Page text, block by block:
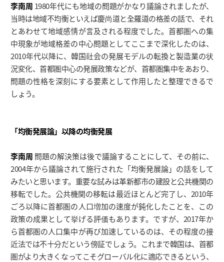
李南周 1980年代にも地域の問題がかなり議論されましたが、
当時は地域不均衡といえば慶尚道と全羅道の格差の話で、それ
とあわせて地域感情が言及される程度でした。首都圏への集
中現象が地域格差の中心問題としてここまで深化したのは、
2010年代以降に、韓国社会の発展モデルの転換と製造業の状
況変化、首都圏中心の発展政策などが、首都圏集中をあおり、
問題の性格を深刻にする要素として作用したと整理できるで
しょう。
「均衡発展論」以降の均衡発展
李南周 問題の解決策は後で議論することにして、その前に、
2004年から議論されて施行された「均衡発展論」の話をして
みたいと思います。重要な試みは革新都市の建設と公共機関の
移転でした。公共機関の移転は最近ほとんど完了し、2010年
ごろ以降に首都圏の人口増加の速度が鈍化したことを、この
政策の成果として挙げる評価もあります。ですが、2017年か
ら首都圏の人口集中が再び加速しているのは、その程度の接
近法では不十分だという傍証でしょう。これまで韓国は、首都
圏がより大きくなってこそグローバル化に適応できるという、